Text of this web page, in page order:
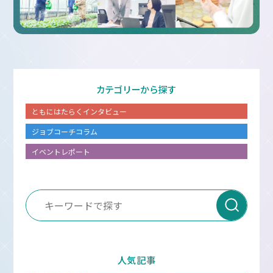
カテゴリーから探す
ともにはたらくインタビュー
ジョブコーチコラム
イベントレポート
人気記事